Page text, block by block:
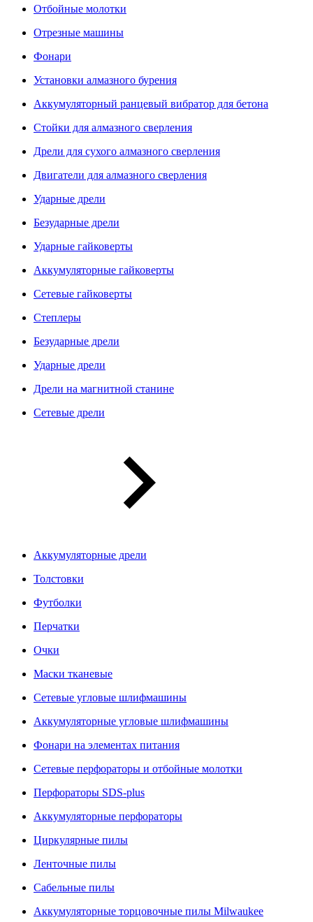
Отбойные молотки
Отрезные машины
Фонари
Установки алмазного бурения
Аккумуляторный ранцевый вибратор для бетона
Стойки для алмазного сверления
Дрели для сухого алмазного сверления
Двигатели для алмазного сверления
Ударные дрели
Безударные дрели
Ударные гайковерты
Аккумуляторные гайковерты
Сетевые гайковерты
Степлеры
Безударные дрели
Ударные дрели
Дрели на магнитной станине
Сетевые дрели
Аккумуляторные дрели
Толстовки
Футболки
Перчатки
Очки
Маски тканевые
Сетевые угловые шлифмашины
Аккумуляторные угловые шлифмашины
Фонари на элементах питания
Сетевые перфораторы и отбойные молотки
Перфораторы SDS-plus
Аккумуляторные перфораторы
Циркулярные пилы
Ленточные пилы
Сабельные пилы
Аккумуляторные торцовочные пилы Milwaukee